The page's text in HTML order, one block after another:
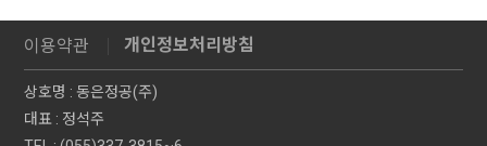
이용약관 개인정보처리방침
상호명 : 동은정공(주)
대표 : 정석주